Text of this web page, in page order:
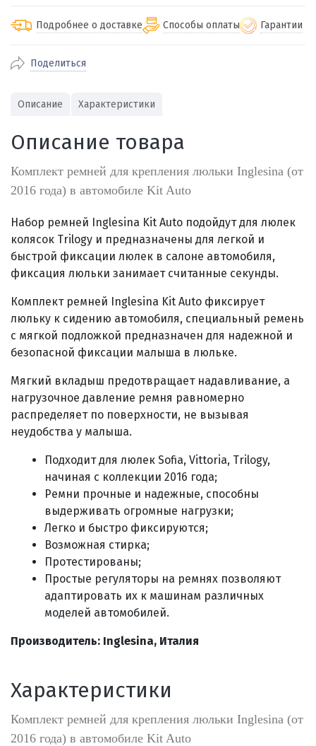
Подробнее о доставке
По Екатеринбургу бесплатная
По близлежащим городам
Отправляем во все регионы России
службами Пэк, Кит, Луч, Сдэк, Озон
доставка, Почта РФ или любой другой
транспортной компанией на Ваш выбор
Способы оплаты
Екатеринбурга и близлежащих
Через СБП при получении (для
Екатеринбурга и близлежащих
городов)
Онлайн через СБП
Гарантии
Поделиться
Описание Характеристики
Описание товара
Комплект ремней для крепления люльки Inglesina (от
2016 года) в автомобиле Kit Auto
Набор ремней Inglesina Kit Auto подойдут для люлек
колясок Trilogy и предназначены для легкой и
быстрой фиксации люлек в салоне автомобиля,
фиксация люльки занимает считанные секунды.
Комплект ремней Inglesina Kit Auto фиксирует
люльку к сидению автомобиля, специальный ремень
с мягкой подложкой предназначен для надежной и
безопасной фиксации малыша в люльке.
Мягкий вкладыш предотвращает надавливание, а
нагрузочное давление ремня равномерно
распределяет по поверхности, не вызывая
неудобства у малыша.
Подходит для люлек Sofia, Vittoria, Trilogy,
начиная с коллекции 2016 года;
Ремни прочные и надежные, способны
выдерживать огромные нагрузки;
Легко и быстро фиксируются;
Возможная стирка;
Протестированы;
Простые регуляторы на ремнях позволяют
адаптировать их к машинам различных
моделей автомобилей.
Производитель: Inglesina, Италия
Характеристики
Комплект ремней для крепления люльки Inglesina (от
2016 года) в автомобиле Kit Auto